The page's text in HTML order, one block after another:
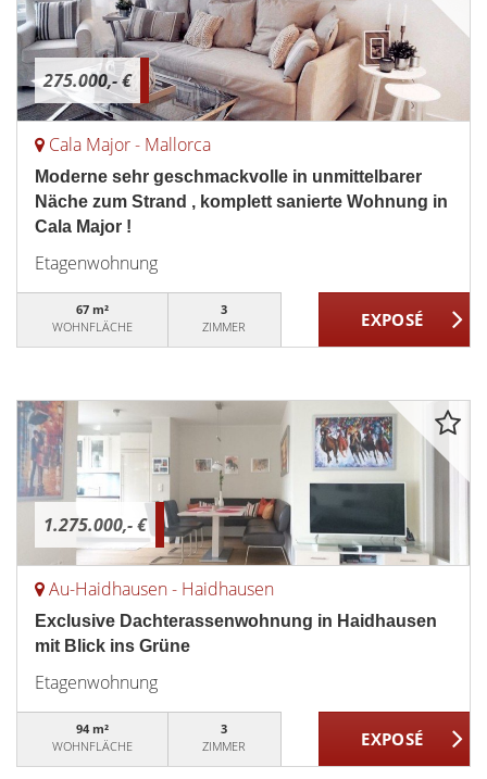
275.000,- €
Cala Major - Mallorca
Moderne sehr geschmackvolle in unmittelbarer
Näche zum Strand , komplett sanierte Wohnung in
Cala Major !
Etagenwohnung
67 m²
WOHNFLÄCHE
3
ZIMMER
1.275.000,- €
Au-Haidhausen - Haidhausen
Exclusive Dachterassenwohnung in Haidhausen
mit Blick ins Grüne
Etagenwohnung
94 m²
WOHNFLÄCHE
3
ZIMMER